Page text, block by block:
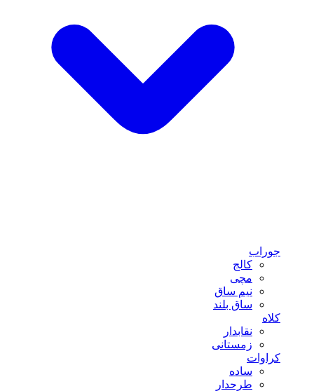
جوراب
کالج
مچی
نیم ساق
ساق بلند
کلاه
نقابدار
زمستانی
کراوات
ساده
طرحدار